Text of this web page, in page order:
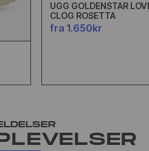
UGG GOLDENSTAR
CLOG ROSETTA
fra 1.650kr